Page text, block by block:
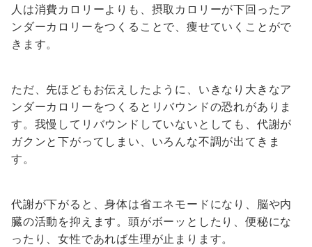
人は消費カロリーよりも、摂取カロリーが下回ったア
ンダーカロリーをつくることで、痩せていくことがで
きます。
ただ、先ほどもお伝えしたように、いきなり大きなア
ンダーカロリーをつくるとリバウンドの恐れがありま
す。我慢してリバウンドしていないとしても、代謝が
ガクンと下がってしまい、いろんな不調が出てきま
す。
代謝が下がると、身体は省エネモードになり、脳や内
臓の活動を抑えます。頭がボーッとしたり、便秘にな
ったり、女性であれば生理が止まります。